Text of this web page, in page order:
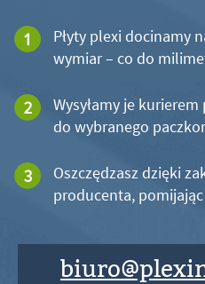
Płyty plexi docinamy
wymiar – co do
Wysyłamy je
do wybranego
Oszczędzasz dzięki
producenta,